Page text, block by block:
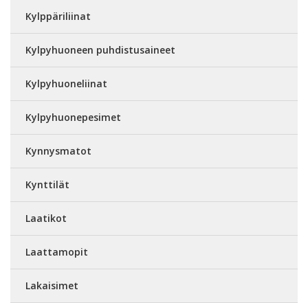
Kylppäriliinat
Kylpyhuoneen puhdistusaineet
Kylpyhuoneliinat
Kylpyhuonepesimet
Kynnysmatot
Kynttilät
Laatikot
Laattamopit
Lakaisimet